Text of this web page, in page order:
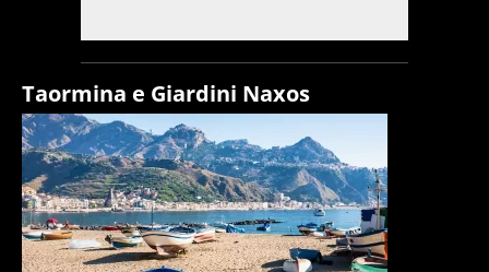
Taormina e Giardini Naxos